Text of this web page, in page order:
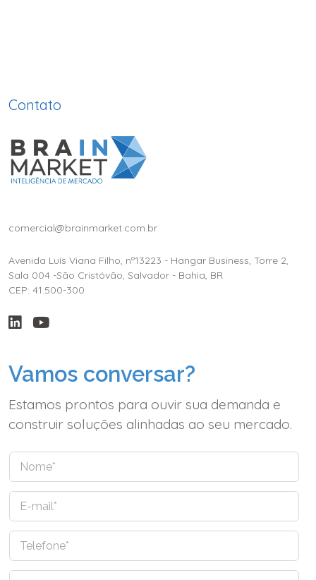
Contato
comercial@brainmarket.com.br
Avenida Luís Viana Filho, nº13223 - Hangar Business, Torre 2,
Sala 004 -São Cristóvão, Salvador - Bahia, BR
CEP: 41.500-300
Vamos conversar?
Estamos prontos para ouvir sua demanda e
construir soluções alinhadas ao seu mercado.
o
-
e